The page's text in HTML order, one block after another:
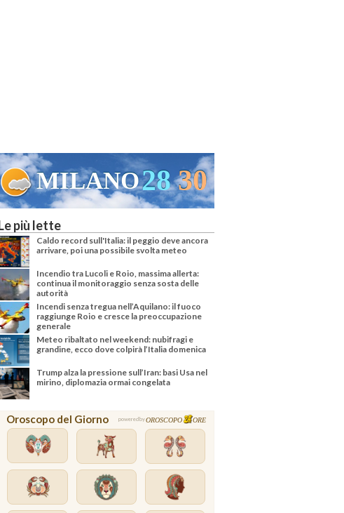
MILANO28 30
più lette
Caldo record sull'Italia: il peggio deve ancora
arrivare, poi una possibile svolta meteo
Incendio tra Lucoli e Roio, massima allerta:
continua il monitoraggio senza sosta delle
autorità
Incendi senza tregua nell’Aquilano: il fuoco
raggiunge Roio e cresce la preoccupazione
generale
Meteo ribaltato nel weekend: nubifragi e
grandine, ecco dove colpirà l’Italia domenica
Trump alza la pressione sull’Iran: basi Usa nel
mirino, diplomazia ormai congelata
Oroscopo del Giorno powered byOROSCOPO ORE